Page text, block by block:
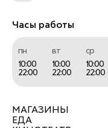
Часы работы
пн
10:00
22:00
вт
10:00
22:00
ср
10:00
22:00
МАГАЗИНЫ
ЕДА